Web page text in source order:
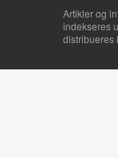
Artikler og
indekseres
distribueres